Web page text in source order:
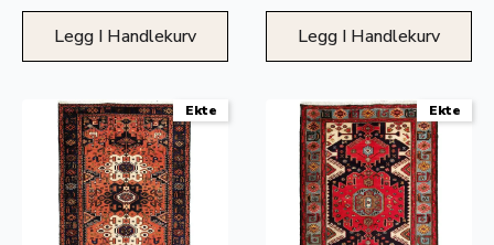
Legg I Handlekurv Legg I Handlekurv
Ekte Ekte